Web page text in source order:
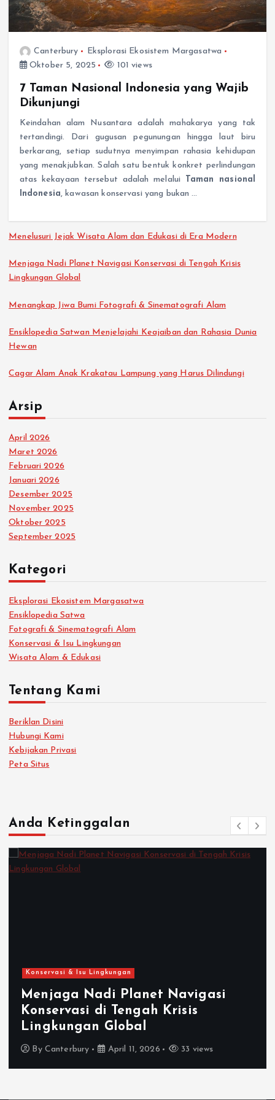
Canterbury
Eksplorasi Ekosistem Margasatwa
Oktober 5, 2025
101 views
7 Taman Nasional Indonesia yang Wajib
Dikunjungi
Keindahan alam Nusantara adalah mahakarya yang tak
tertandingi. Dari gugusan pegunungan hingga laut biru
berkarang, setiap sudutnya menyimpan rahasia kehidupan
yang menakjubkan. Salah satu bentuk konkret perlindungan
atas kekayaan tersebut adalah melalui
Taman nasional
Indonesia, kawasan konservasi yang bukan …
Menelusuri Jejak Wisata Alam dan Edukasi di Era Modern
Menjaga Nadi Planet Navigasi Konservasi di Tengah Krisis
Lingkungan Global
Menangkap Jiwa Bumi Fotografi & Sinematografi Alam
Ensiklopedia Satwan Menjelajahi Keajaiban dan Rahasia Dunia
Hewan
Cagar Alam Anak Krakatau Lampung yang Harus Dilindungi
Arsip
April 2026
Maret 2026
Februari 2026
Januari 2026
Desember 2025
November 2025
Oktober 2025
September 2025
Kategori
Eksplorasi Ekosistem Margasatwa
Ensiklopedia Satwa
Fotografi & Sinematografi Alam
Konservasi & Isu Lingkungan
Wisata Alam & Edukasi
Tentang Kami
Beriklan Disini
Hubungi Kami
Kebijakan Privasi
Peta Situs
Anda Ketinggalan
Konservasi & Isu Lingkungan
Menjaga Nadi Planet Navigasi
Konservasi di Tengah Krisis
Lingkungan Global
By Canterbury April 11, 2026 33 views